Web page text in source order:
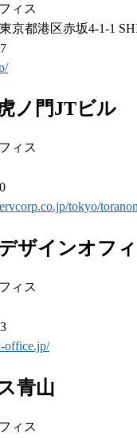
ィス
京都港区赤坂4-1-1
虎ノ門JTビル
ィス
tokyo/
デザインオフ
ィス
office.jp/
青山
ィス